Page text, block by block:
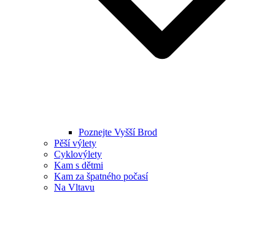
Poznejte Vyšší Brod
Pěší výlety
Cyklovýlety
Kam s dětmi
Kam za špatného počasí
Na Vltavu